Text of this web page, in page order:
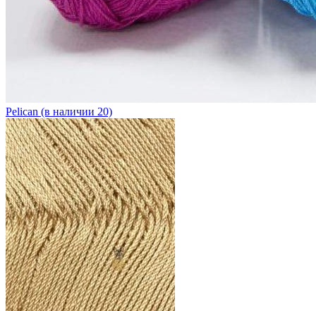
Pelican (в наличии 20)